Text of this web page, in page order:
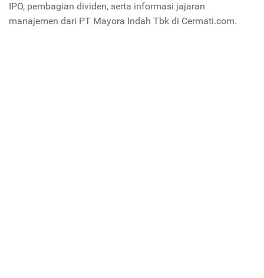
IPO, pembagian dividen, serta informasi jajaran
manajemen dari PT Mayora Indah Tbk di Cermati.com.